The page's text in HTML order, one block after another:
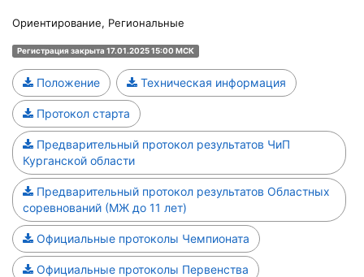
Ориентирование, Региональные
Регистрация закрыта 17.01.2025 15:00 МСК
Положение Техническая информация
Протокол старта
Предварительный протокол результатов ЧиП
Курганской области
Предварительный протокол результатов Областных
соревнований (МЖ до 11 лет)
Официальные протоколы Чемпионата
Официальные протоколы Первенства